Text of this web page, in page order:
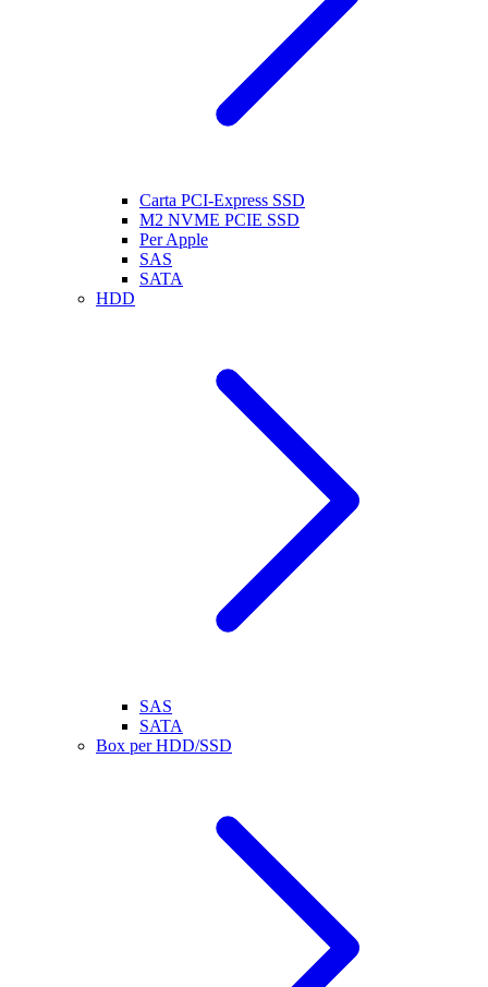
Carta PCI-Express SSD
M2 NVME PCIE SSD
Per Apple
SAS
SATA
HDD
SAS
SATA
Box per HDD/SSD